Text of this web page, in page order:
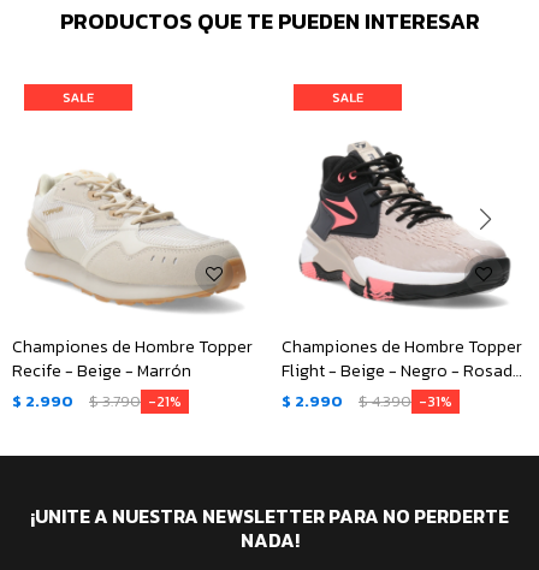
PRODUCTOS QUE TE PUEDEN INTERESAR
Championes de Hombre Topper
Recife - Beige - Marrón
$ 2.990 $3.790 21
Championes de Hombre Topper
Flight - Beige - Negro - Rosado
Coral
$ 2.990 $4.390 31
¡UNITE A NUESTRA NEWSLETTER PARA NO PERDERTE
NADA!